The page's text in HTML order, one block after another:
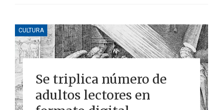
CULTURA
Se triplica número de
adultos lectores en